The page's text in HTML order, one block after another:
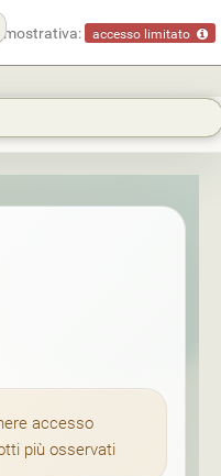
accesso limitato
accesso
più osservati